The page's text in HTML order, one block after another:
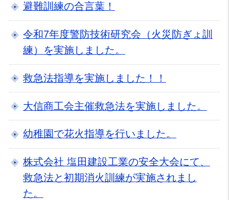
避難訓練の合言葉！
令和7年度警防技術研究会（火災防ぎょ訓
練）を実施しました。
救急法指導を実施しました！！
大信商工会主催救急法を実施しました。
幼稚園で花火指導を行いました。
株式会社 塩田建設工業の安全大会にて、
救急法と初期消火訓練が実施されまし
た。